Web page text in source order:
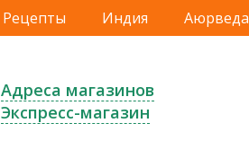
Рецепты Индия Аюрведа
Адреса магазинов
Экспресс-магазин